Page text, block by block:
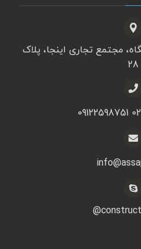
مجتمع تجاری اینجا، پلاک
28